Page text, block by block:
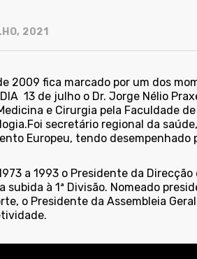
2021
2009 fica marcado por um dos
DIA 13 de julho o Dr. Jorge Nélio
e Cirurgia pela Faculdade
secretário regional da
Europeu, tendo
a 1993 o Presidente da
subida à 1ª Divisão. Nomeado
o Presidente da Assembleia